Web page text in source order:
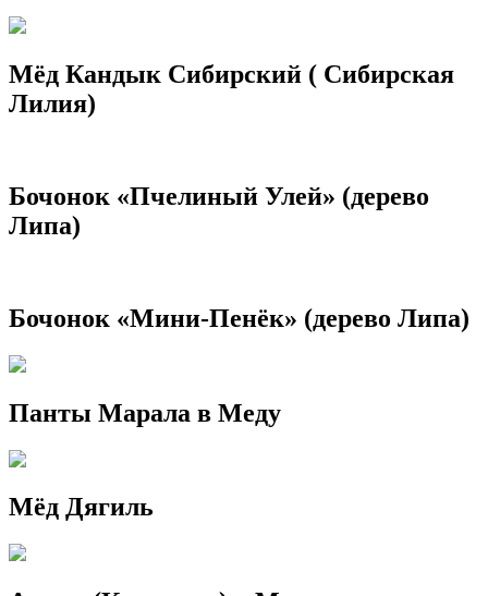
Мёд Кандык Сибирский ( Сибирская
Лилия)
Бочонок «Пчелиный Улей» (дерево
Липа)
Бочонок «Мини-Пенёк» (дерево Липа)
Панты Марала в Меду
Мёд Дягиль